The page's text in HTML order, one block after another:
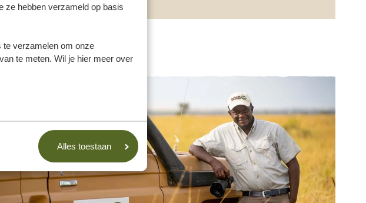
ze hebben verzameld op basis
te verzamelen om onze
te meten. Wil je hier meer over
Alles toestaan